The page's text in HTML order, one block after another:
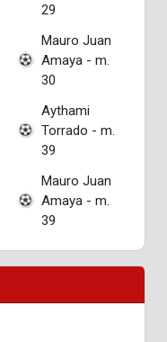
29
Mauro Juan
Amaya - m.
30
Aythami
Torrado - m.
39
Mauro Juan
Amaya - m.
39